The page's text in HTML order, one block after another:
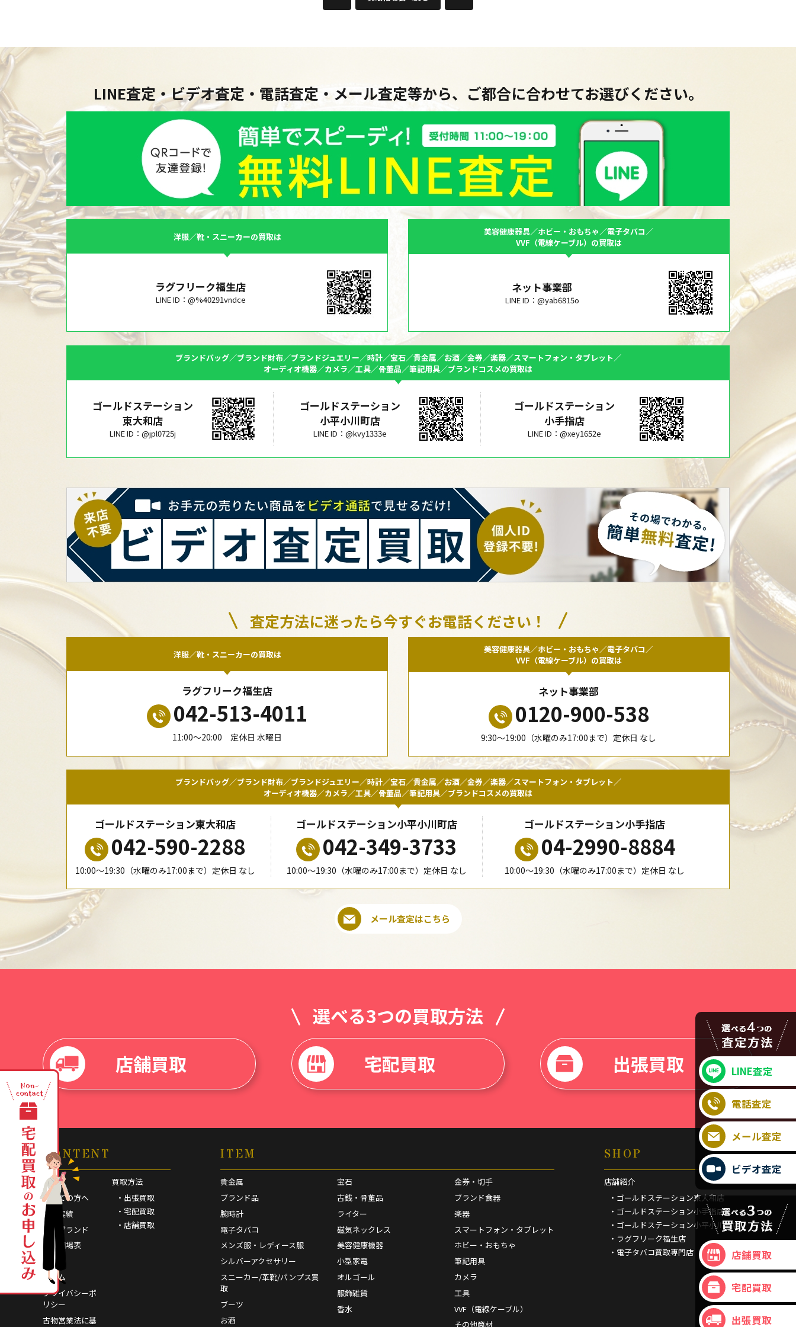
LINE査定・ビデオ査定・電話査定・メール査定等から、ご都合に合わせてお選びください。
洋服／靴・スニーカーの買取は
ラグフリーク福生店
LINE ID：@%40291vndce
美容健康器具／ホビー・おもちゃ／電子タバコ／
VVF（電線ケーブル）の買取は
ネット事業部
LINE ID：@yab6815o
ブランドバッグ／ブランド財布／ブランドジュエリー／時計／宝石／貴金属／お酒／金券／楽器／スマートフォン・タブレット／
オーディオ機器／カメラ／工具／骨董品／筆記用具／ブランドコスメの買取は
ゴールドステーション
東大和店
LINE ID：@jpl0725j
ゴールドステーション
小平小川町店
LINE ID：@kvy1333e
ゴールドステーション
小手指店
LINE ID：@xey1652e
査定方法に迷ったら今すぐお電話ください！
洋服／靴・スニーカーの買取は
ラグフリーク福生店
042-513-4011
11:00〜20:00 定休日 水曜日
美容健康器具／ホビー・おもちゃ／電子タバコ／
VVF（電線ケーブル）の買取は
ネット事業部
0120-900-538
9:30〜19:00（水曜のみ17:00まで）定休日 なし
ブランドバッグ／ブランド財布／ブランドジュエリー／時計／宝石／貴金属／お酒／金券／楽器／スマートフォン・タブレット／
オーディオ機器／カメラ／工具／骨董品／筆記用具／ブランドコスメの買取は
ゴールドステーション東大和店
042-590-2288
10:00〜19:30（水曜のみ17:00まで）定休日 なし
ゴールドステーション小平小川町店
042-349-3733
10:00〜19:30（水曜のみ17:00まで）定休日 なし
ゴールドステーション小手指店
04-2990-8884
10:00〜19:30（水曜のみ17:00まで）定休日 なし
メール査定はこちら
選べる3つの買取方法
店舗買取
宅配買取 出張買取
CONTENT
HOME
初めての方へ
買取実績
取扱ブランド
買取相場表
FAQ
コラム
プライバシーポ
リシー
古物営業法に基
買取方法
・出張買取
・宅配買取
・店舗買取
ITEM
貴金属
ブランド品
腕時計
電子タバコ
メンズ服・レディース服
シルバーアクセサリー
スニーカー/革靴/パンプス買
取
ブーツ
お酒
宝石
古銭・骨董品
ライター
磁気ネックレス
美容健康機器
小型家電
オルゴール
服飾雑貨
香水
金券・切手
ブランド食器
楽器
スマートフォン・タブレット
ホビー・おもちゃ
筆記用具
カメラ
工具
VVF（電線ケーブル）
その他商材
SHOP
店舗紹介
・ゴールドステーション東大和店
・ゴールドステーション小手指店
・ゴールドステーション小平小川町店
・ラグフリーク福生店
・電子タバコ買取専門店
LINE査定
電話査定
メール査定
ビデオ査定
店舗買取
宅配買取
出張買取